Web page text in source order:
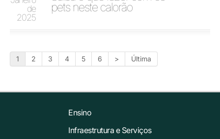
de
2025
pets neste calorão
1 2 3 4 5 6 > Última
Ensino
Infraestrutura e Serviços